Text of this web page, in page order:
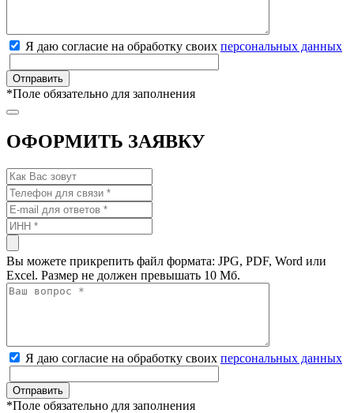
Я даю согласие на обработку своих персональных данных
*Поле обязательно для заполнения
ОФОРМИТЬ ЗАЯВКУ
Вы можете прикрепить файл формата: JPG, PDF, Word или
Excel. Размер не должен превышать 10 Мб.
Я даю согласие на обработку своих персональных данных
*Поле обязательно для заполнения